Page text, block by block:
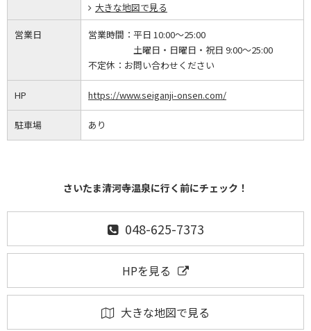
大きな地図で見る
営業日 営業時間： 平日 10:00～25:00
土曜日・日曜日・祝日 9:00～25:00
不定休： お問い合わせください
HP https://www.seiganji-onsen.com/
駐車場 あり
さいたま清河寺温泉に行く前にチェック！
048-625-7373
HPを見る
大きな地図で見る